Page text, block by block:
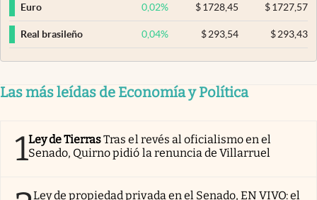
Euro 0,02% $ 1728,45 $1727,57
Real brasileño 0,04% $ 293,54 $293,43
Las más leídas de Economía y Política
1Ley de TierrasTras el revés al oficialismo en el
Senado, Quirno pidió la renuncia de Villarruel
Ley de propiedad privada en el Senado, EN VIVO: el